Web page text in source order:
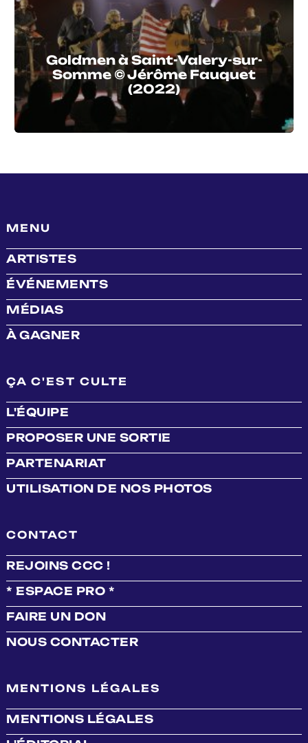
Goldmen à Saint-Valery-sur-
Somme © Jérôme Fauquet
(2022)
MENU
ARTISTES
ÉVÉNEMENTS
MÉDIAS
À GAGNER
ÇA C'EST CULTE
L'ÉQUIPE
PROPOSER UNE SORTIE
PARTENARIAT
UTILISATION DE NOS PHOTOS
CONTACT
REJOINS CCC !
* ESPACE PRO *
FAIRE UN DON
NOUS CONTACTER
MENTIONS LÉGALES
MENTIONS LÉGALES